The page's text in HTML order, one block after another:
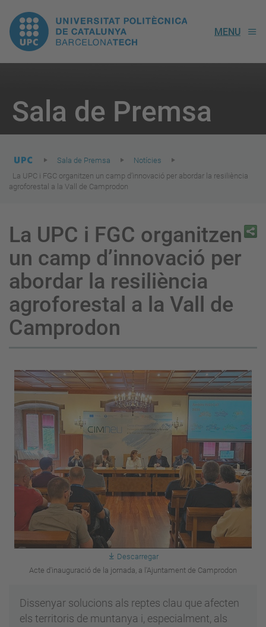
UPC.
Universitat
de
Catalunya
MENU
Sala de Premsa
here:
Sala de Premsa
Notícies
La UPC i FGC organitzen un camp d’innovació per abordar la resiliència
agroforestal a la Vall de Camprodon
La UPC i FGC organitzen
un camp d’innovació per
abordar la resiliència
agroforestal a la Vall de
Camprodon
Descarregar
Acte d'inauguració de la jornada, a l'Ajuntament de Camprodon
Dissenyar solucions als reptes clau que afecten
els territoris de muntanya i, especialment, als